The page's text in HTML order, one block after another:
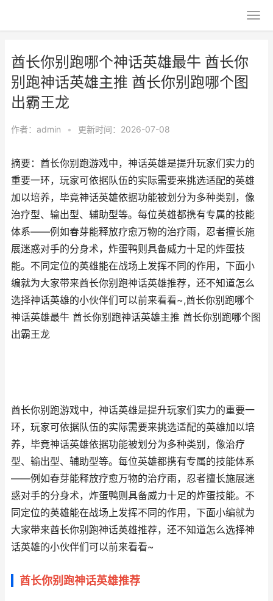
酋长你别跑哪个神话英雄最牛 酋长你
别跑神话英雄主推 酋长你别跑哪个图
出霸王龙
作者： admin • 更新时间：2026-07-08
摘要：酋长你别跑游戏中，神话英雄是提升玩家们实力的
重要一环，玩家可依据队伍的实际需要来挑选适配的英雄
加以培养，毕竟神话英雄依据功能被划分为多种类别，像
治疗型、输出型、辅助型等。每位英雄都携有专属的技能
体系——例如春芽能释放疗愈万物的治疗雨，忍者擅长施
展迷惑对手的分身术，炸蛋鸭则具备威力十足的炸蛋技
能。不同定位的英雄能在战场上发挥不同的作用，下面小
编就为大家带来酋长你别跑神话英雄推荐，还不知道怎么
选择神话英雄的小伙伴们可以前来看看~,酋长你别跑哪个
神话英雄最牛 酋长你别跑神话英雄主推 酋长你别跑哪个图
出霸王龙
酋长你别跑游戏中，神话英雄是提升玩家们实力的重要一
环，玩家可依据队伍的实际需要来挑选适配的英雄加以培
养，毕竟神话英雄依据功能被划分为多种类别，像治疗
型、输出型、辅助型等。每位英雄都携有专属的技能体系
——例如春芽能释放疗愈万物的治疗雨，忍者擅长施展迷
惑对手的分身术，炸蛋鸭则具备威力十足的炸蛋技能。不
同定位的英雄能在战场上发挥不同的作用，下面小编就为
大家带来酋长你别跑神话英雄推荐，还不知道怎么选择神
话英雄的小伙伴们可以前来看看~
酋长你别跑神话英雄推荐